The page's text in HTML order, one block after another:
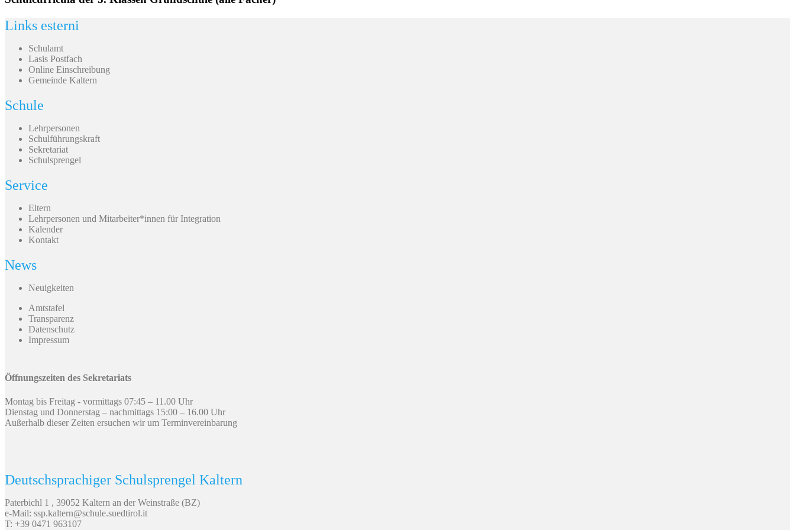
Links esterni
Schulamt
Lasis Postfach
Online Einschreibung
Gemeinde Kaltern
Schule
Lehrpersonen
Schulführungskraft
Sekretariat
Schulsprengel
Service
Eltern
Lehrpersonen und Mitarbeiter*innen für Integration
Kalender
Kontakt
News
Neuigkeiten
Amtstafel
Transparenz
Datenschutz
Impressum
Öffnungszeiten des Sekretariats
Montag bis Freitag - vormittags 07:45 – 11.00 Uhr
Dienstag und Donnerstag – nachmittags 15:00 – 16.00 Uhr
Außerhalb dieser Zeiten ersuchen wir um Terminvereinbarung
Deutschsprachiger Schulsprengel Kaltern
Paterbichl 1 , 39052 Kaltern an der Weinstraße (BZ)
e-Mail: ssp.kaltern@schule.suedtirol.it
T: +39 0471 963107